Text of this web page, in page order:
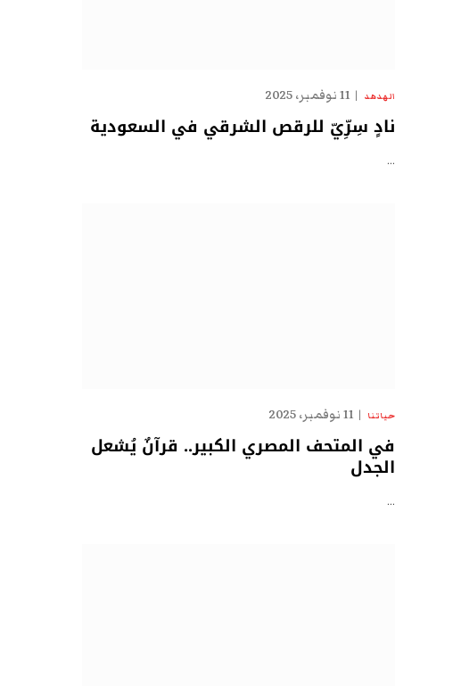
الهدهد 11 نوفمبر، 2025
نادٍ سِرِّيّ للرقص الشرقي في السعودية
…
حياتنا 11 نوفمبر، 2025
في المتحف المصري الكبير.. قرآنٌ يُشعل
الجدل
…